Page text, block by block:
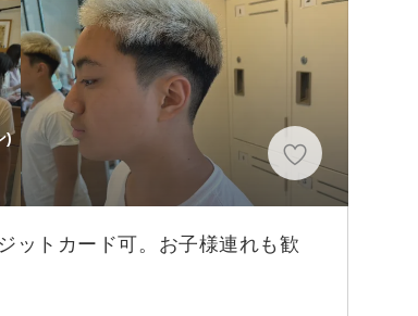
)
ットカード可。お子様連れも歓